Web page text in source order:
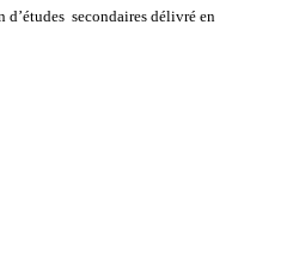
d’études secondaires délivré en